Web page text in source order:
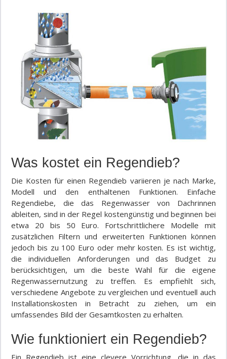
Was kostet ein Regendieb?
Die Kosten für einen Regendieb variieren je nach Marke,
Modell und den enthaltenen Funktionen. Einfache
Regendiebe, die das Regenwasser von Dachrinnen
ableiten, sind in der Regel kostengünstig und beginnen bei
etwa 20 bis 50 Euro. Fortschrittlichere Modelle mit
zusätzlichen Filtern und erweiterten Funktionen können
jedoch bis zu 100 Euro oder mehr kosten. Es ist wichtig,
die individuellen Anforderungen und das Budget zu
berücksichtigen, um die beste Wahl für die eigene
Regenwassernutzung zu treffen. Es empfiehlt sich,
verschiedene Angebote zu vergleichen und eventuell auch
Installationskosten in Betracht zu ziehen, um ein
umfassendes Bild der Gesamtkosten zu erhalten.
Wie funktioniert ein Regendieb?
Ein Regendieb ist eine clevere Vorrichtung, die in das